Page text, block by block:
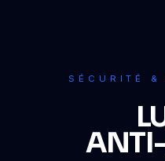
SÉCURITÉ &